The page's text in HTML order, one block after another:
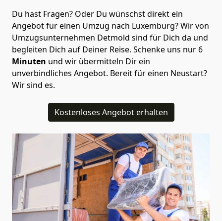
Du hast Fragen? Oder Du wünschst direkt ein
Angebot für einen Umzug nach Luxemburg? Wir von
Umzugsunternehmen Detmold sind für Dich da und
begleiten Dich auf Deiner Reise. Schenke uns nur 6
Minuten und wir übermitteln Dir ein
unverbindliches Angebot. Bereit für einen Neustart?
Wir sind es.
Kostenloses Angebot erhalten